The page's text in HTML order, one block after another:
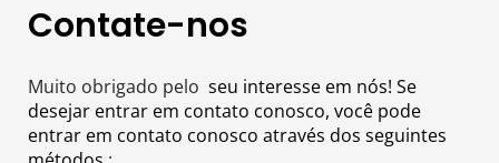
Contate-nos
Muito obrigado pelo seu interesse em nós! Se
desejar entrar em contato conosco, você pode
entrar em contato conosco através dos seguintes